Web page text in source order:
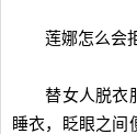
莲娜怎么会拒
替女人脱衣服
睡衣，眨眼之间